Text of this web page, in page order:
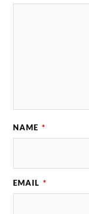
NAME *
EMAIL *